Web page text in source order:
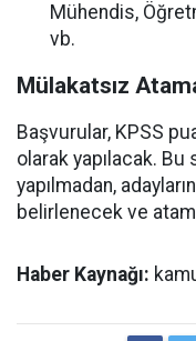
Mühendis,
vb.
Mülakatsız
Başvurular, KPSS
olarak yapılacak.
yapılmadan,
belirlenecek ve
Haber Kaynağı: